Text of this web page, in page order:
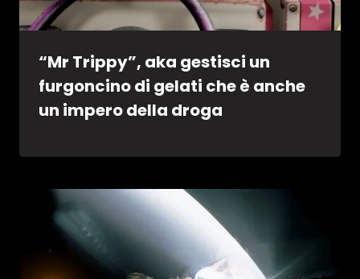
“Mr Trippy”, aka gestisci un
furgoncino di gelati che è anche
un impero della droga